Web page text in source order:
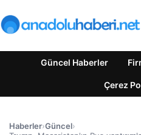
Güncel Haberler
Çerez
Haberler›Güncel›